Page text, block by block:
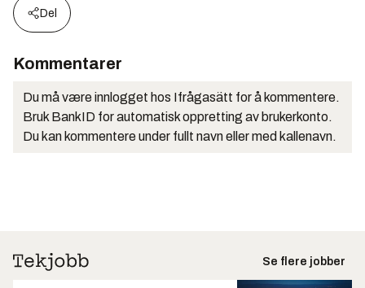
Del
Kommentarer
Du må være innlogget hos Ifrågasätt for å kommentere.
Bruk BankID for automatisk oppretting av brukerkonto.
Du kan kommentere under fullt navn eller med kallenavn.
Se flere jobber